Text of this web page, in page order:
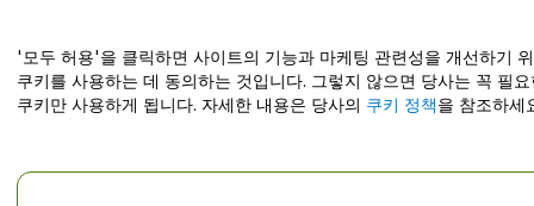
도움말 센터 / 문의하기
'모두 허용'을 클릭하면 사이트의 기능과 마케팅 관련성을 개선하기
쿠키를 사용하는 데 동의하는 것입니다. 그렇지 않으면 당사는 꼭 필요
쿠키만 사용하게 됩니다. 자세한 내용은 당사의 쿠키 정책을 참조하세